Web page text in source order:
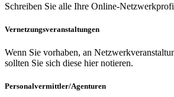
Schreiben Sie alle Ihre Online-
Vernetzungsveranstaltungen
Wenn Sie vorhaben, an
sollten Sie sich diese hier notieren.
Personalvermittler/Agenturen